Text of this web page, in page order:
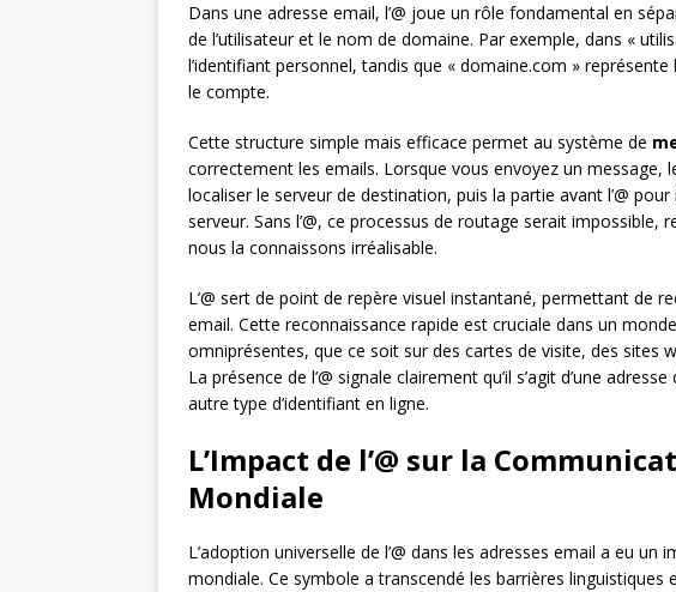
Dans une adresse email, l’@ joue un rôle fondamental en
de l’utilisateur et le nom de domaine. Par exemple, dans «
l’identifiant personnel, tandis que « domaine.com » représente
le compte.
Cette structure simple mais efficace permet au système de
correctement les emails. Lorsque vous envoyez un message,
localiser le serveur de destination, puis la partie avant l’@
serveur. Sans l’@, ce processus de routage serait
nous la connaissons irréalisable.
L’@ sert de point de repère visuel instantané, permettant de
email. Cette reconnaissance rapide est cruciale dans un
omniprésentes, que ce soit sur des cartes de visite, des sites
La présence de l’@ signale clairement qu’il s’agit d’une
autre type d’identifiant en ligne.
L’Impact de l’@ sur la
Mondiale
L’adoption universelle de l’@ dans les adresses email a eu
mondiale. Ce symbole a transcendé les barrières linguistiques